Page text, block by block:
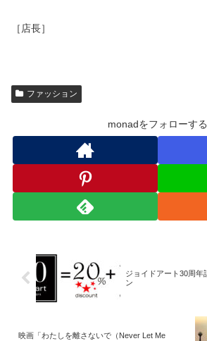
［店長］
ファッション
monadをフォローする
ジョイドアート30周年
ン
映画「わたしを離さないで（Never Let Me